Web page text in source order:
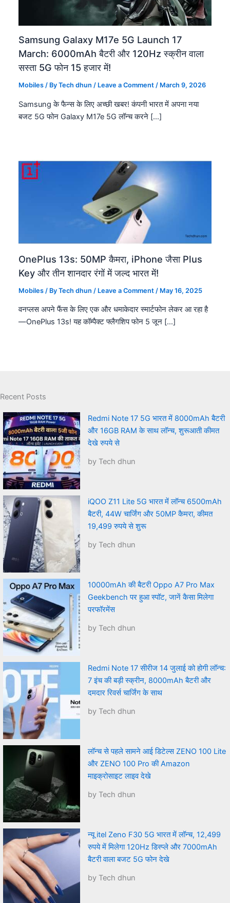
Samsung Galaxy M17e 5G Launch 17
March: 6000mAh बैटरी और 120Hz स्क्रीन वाला
सस्ता 5G फोन 15 हजार में!
Mobiles / ByTech dhun/ Leave a Comment / March 9, 2026
Samsung के फैन्स के लिए अच्छी खबर! कंपनी भारत में अपना नया
बजट 5G फोन Galaxy M17e 5G लॉन्च करने […]
OnePlus 13s: 50MP कैमरा, iPhone जैसा Plus
Key और तीन शानदार रंगों में जल्द भारत में!
Mobiles / ByTech dhun / Leave a Comment / May 16, 2025
वनप्लस अपने फैंस के लिए एक और धमाकेदार स्मार्टफोन लेकर आ रहा है
—OnePlus 13s! यह कॉम्पैक्ट फ्लैगशिप फोन 5 जून […]
Recent Posts
Redmi Note 17 5G भारत में 8000mAh बैटरी
और 16GB RAM के साथ लॉन्च, शुरूआती कीमत
देखे रुपये से
by Tech dhun
iQOO Z11 Lite 5G भारत में लॉन्च 6500mAh
बैटरी, 44W चार्जिंग और 50MP कैमरा, कीमत
19,499 रुपये से शुरू
by Tech dhun
10000mAh की बैटरी Oppo A7 Pro Max
Geekbench पर हुआ स्पॉट, जानें कैसा मिलेगा
परफॉरमेंस
by Tech dhun
Redmi Note 17 सीरीज 14 जुलाई को होगी लॉन्च:
7 इंच की बड़ी स्क्रीन, 8000mAh बैटरी और
दमदार रिवर्स चार्जिंग के साथ
by Tech dhun
लॉन्च से पहले सामने आई डिटेल्स ZENO 100 Lite
और ZENO 100 Pro की Amazon
माइक्रोसाइट लाइव देखे
by Tech dhun
न्यू itel Zeno F30 5G भारत में लॉन्च, 12,499
रुपये में मिलेगा 120Hz डिस्प्ले और 7000mAh
बैटरी वाला बजट 5G फोन देखे
by Tech dhun